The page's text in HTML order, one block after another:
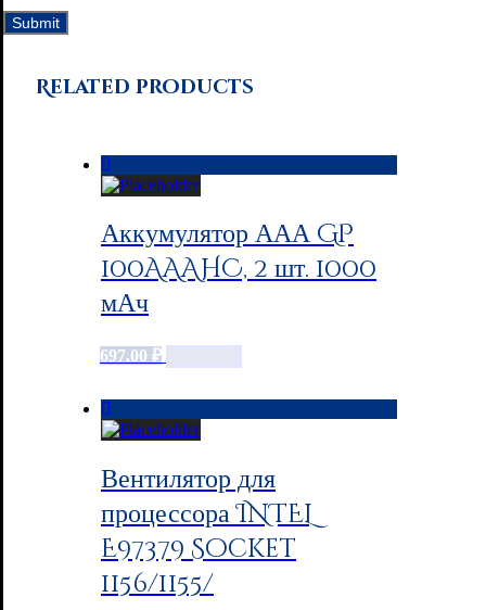
Related products
Аккумулятор ААА GP
100AAAHC, 2 шт. 1000
мАч
697.00 ₽
Вентилятор для
процессора INTEL
E97379 Socket
1156/1155/